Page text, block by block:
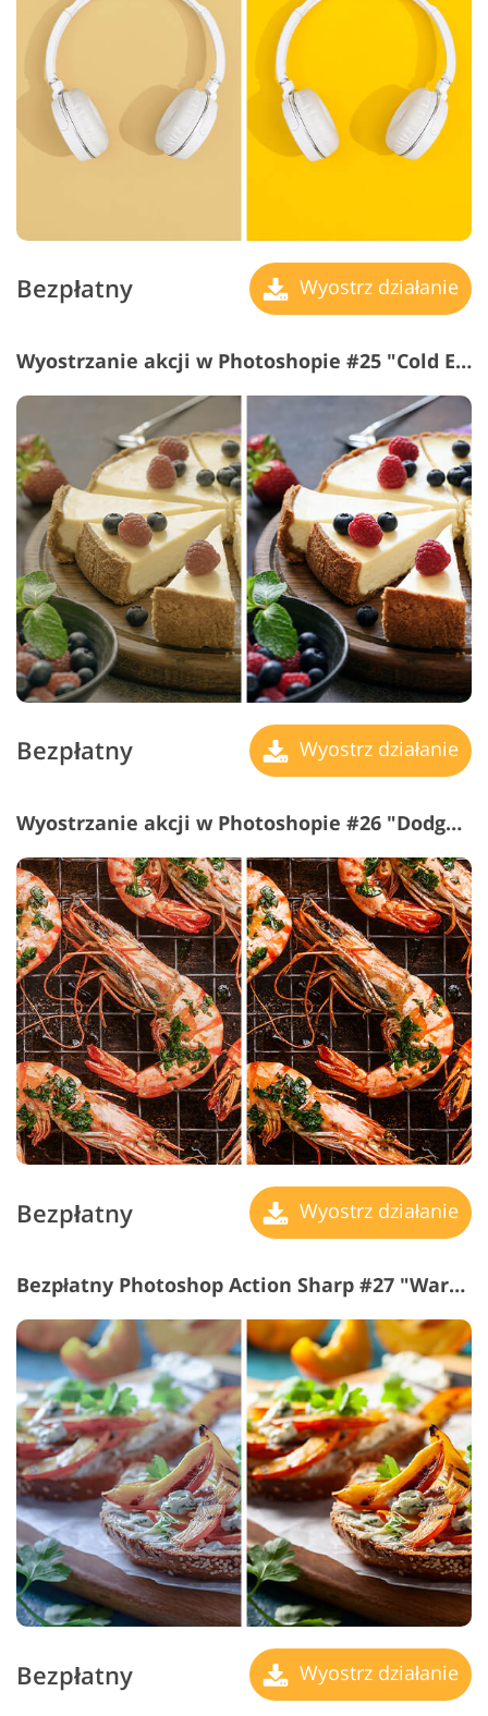
Bezpłatny Wyostrz działanie
Wyostrzanie akcji w Photoshopie #25 "Cold Effect"
Bezpłatny Wyostrz działanie
Wyostrzanie akcji w Photoshopie #26 "Dodge&Burn"
Bezpłatny Wyostrz działanie
Bezpłatny Photoshop Action Sharp #27 "Warm Effect"
Bezpłatny Wyostrz działanie